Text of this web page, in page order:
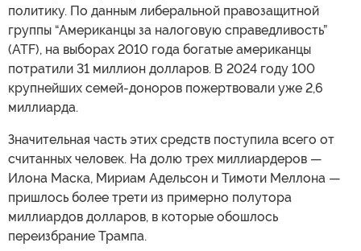
политику. По данным либеральной правозащитной
группы “Американцы за налоговую справедливость”
(ATF), на выборах 2010 года богатые американцы
потратили 31 миллион долларов. В 2024 году 100
крупнейших семей-доноров пожертвовали уже 2,6
миллиарда.
Значительная часть этих средств поступила всего от
считанных человек. На долю трех миллиардеров —
Илона Маска, Мириам Адельсон и Тимоти Меллона —
пришлось более трети из примерно полутора
миллиардов долларов, в которые обошлось
переизбрание Трампа.